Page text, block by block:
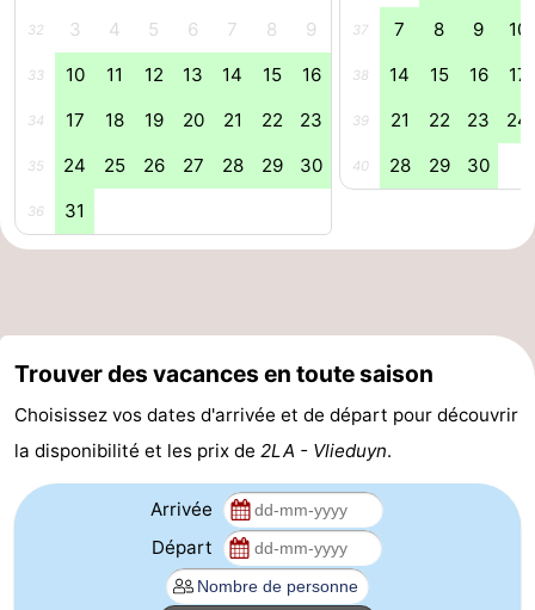
32 3 4 5 6 7 8 9
33 10 11 12 13 14 15 16
34 17 18 19 20 21 22 23
35 24 25 26 27 28 29 30
36 31
37 7 8 9 10
38 14 15 16 17
39 21 22 23 24
40 28 29 30
Trouver des vacances en toute saison
Choisissez vos dates d'arrivée et de départ pour découvrir
la disponibilité et les prix de 2LA - Vlieduyn.
Arrivée
Départ